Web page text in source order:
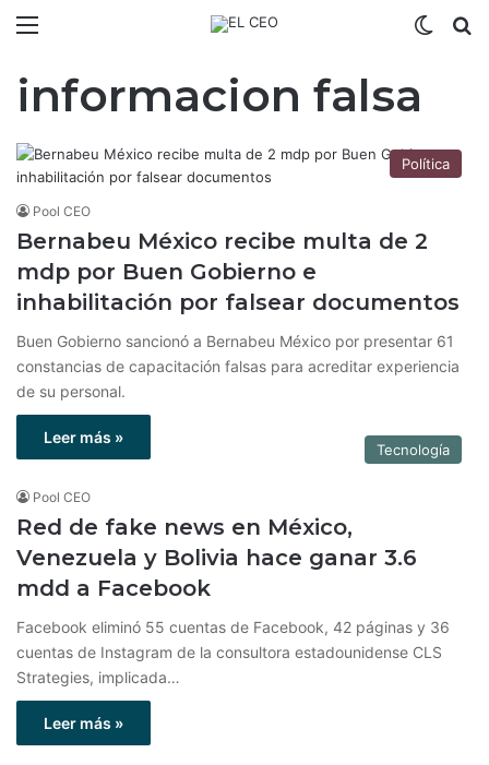
informacion falsa
Política
Pool CEO
Bernabeu México recibe multa de 2
mdp por Buen Gobierno e
inhabilitación por falsear documentos
Buen Gobierno sancionó a Bernabeu México por presentar 61
constancias de capacitación falsas para acreditar experiencia
de su personal.
Leer más »
Tecnología
Pool CEO
Red de fake news en México,
Venezuela y Bolivia hace ganar 3.6
mdd a Facebook
Facebook eliminó 55 cuentas de Facebook, 42 ​​páginas y 36
cuentas de Instagram de la consultora estadounidense CLS
Strategies, implicada…
Leer más »